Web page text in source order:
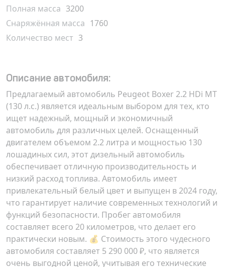
Полная масса 3200
Снаряжённая масса 1760
Количество мест 3
Описание автомобиля:
Предлагаемый автомобиль Peugeot Boxer 2.2 HDi MT
(130 л.с.) является идеальным выбором для тех, кто
ищет надежный, мощный и экономичный
автомобиль для различных целей. Оснащенный
двигателем объемом 2.2 литра и мощностью 130
лошадиных сил, этот дизельный автомобиль
обеспечивает отличную производительность и
низкий расход топлива. Автомобиль имеет
привлекательный белый цвет и выпущен в 2024 году,
что гарантирует наличие современных технологий и
функций безопасности. Пробег автомобиля
составляет всего 20 километров, что делает его
практически новым. 💰 Стоимость этого чудесного
автомобиля составляет 5 290 000 ₽, что является
очень выгодной ценой, учитывая его технические